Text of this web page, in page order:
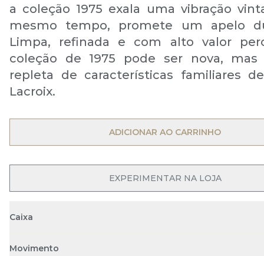
a coleção 1975 exala uma vibração
mesmo tempo, promete um apelo
Limpa, refinada e com alto valor
coleção de 1975 pode ser nova, mas
repleta de características familiares
Lacroix.
OPEN MENU
ADICIONAR AO CARRINHO
OPEN MENU
EXPERIMENTAR NA LOJA
Caixa
Movimento